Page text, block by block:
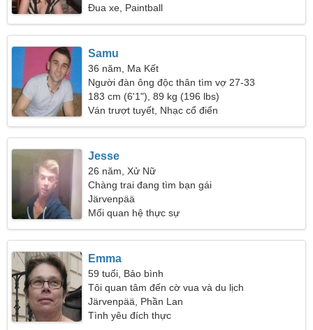
Đua xe, Paintball
Samu
36 năm, Ma Kết
Người đàn ông độc thân tìm vợ 27-33
183 cm (6'1"), 89 kg (196 lbs)
Ván trượt tuyết, Nhạc cổ điển
Jesse
26 năm, Xử Nữ
Chàng trai đang tìm bạn gái
Järvenpää
Mối quan hệ thực sự
Emma
59 tuổi, Bảo bình
Tôi quan tâm đến cờ vua và du lịch
Järvenpää, Phần Lan
Tình yêu đích thực